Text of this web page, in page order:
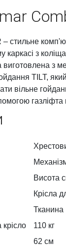
стильне
з
виготовлена з
TILT,
вільне
Висота
Крісла
Тканина
110 кг
62 см